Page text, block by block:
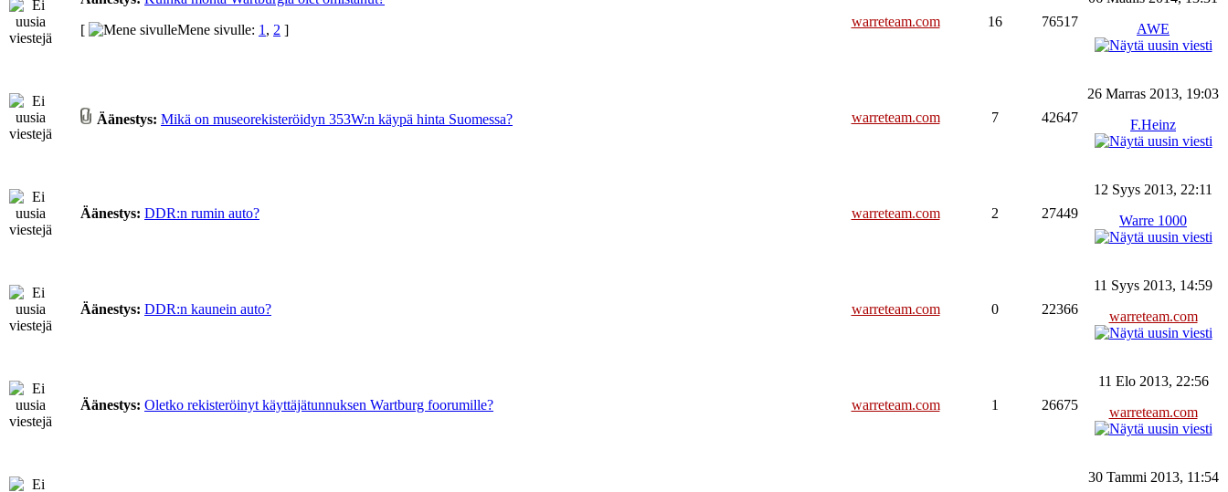
[
Mene sivulle: 1, 2 ]
warreteam.com 16 76517
AWE
Äänestys: Mikä on museorekisteröidyn 353W:n käypä hinta Suomessa? warreteam.com 7 42647
26 Marras 2013, 19:03
F.Heinz
Äänestys: DDR:n rumin auto? warreteam.com 2 27449
12 Syys 2013, 22:11
Warre 1000
Äänestys: DDR:n kaunein auto? warreteam.com 0 22366
11 Syys 2013, 14:59
warreteam.com
Äänestys: Oletko rekisteröinyt käyttäjätunnuksen Wartburg foorumille? warreteam.com 1 26675
11 Elo 2013, 22:56
warreteam.com
30 Tammi 2013, 11:54